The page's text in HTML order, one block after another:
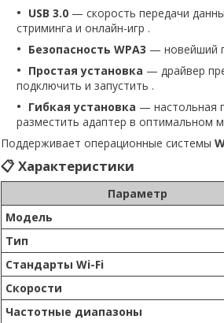
USB 3.0 — скорость передачи
стриминга и онлайн-игр .
Безопасность WPA3 — новейший
Простая установка — драйвер
подключить и запустить .
Гибкая установка — настольная
разместить адаптер в оптимальном
Поддерживает операционные системы
📋 Характеристики
Параметр
Модель
Тип
Стандарты Wi-Fi
Скорости
Частотные диапазоны